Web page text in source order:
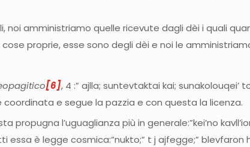
noi amministriamo quelle ricevute dagli dèi i quali
proprie, esse sono degli dèi e noi le
[6], 4 :” ajlla; suntevtaktai kai; sunakolouqei’
e segue la pazzia e con questa la licenza.
propugna l’uguaglianza più in generale:”kei’no
essa è legge cosmica:”nukto;” t j ajfegge;”